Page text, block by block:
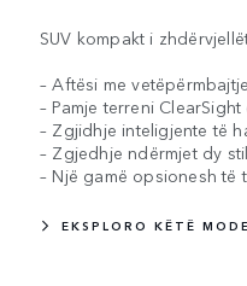
SUV kompakt i
– Aftësi me vetëpërmbajtje
– Pamje terreni
– Zgjidhje inteligjente të
– Zgjedhje ndërmjet dy
– Një gamë opsionesh të
EKSPLORO KËTË